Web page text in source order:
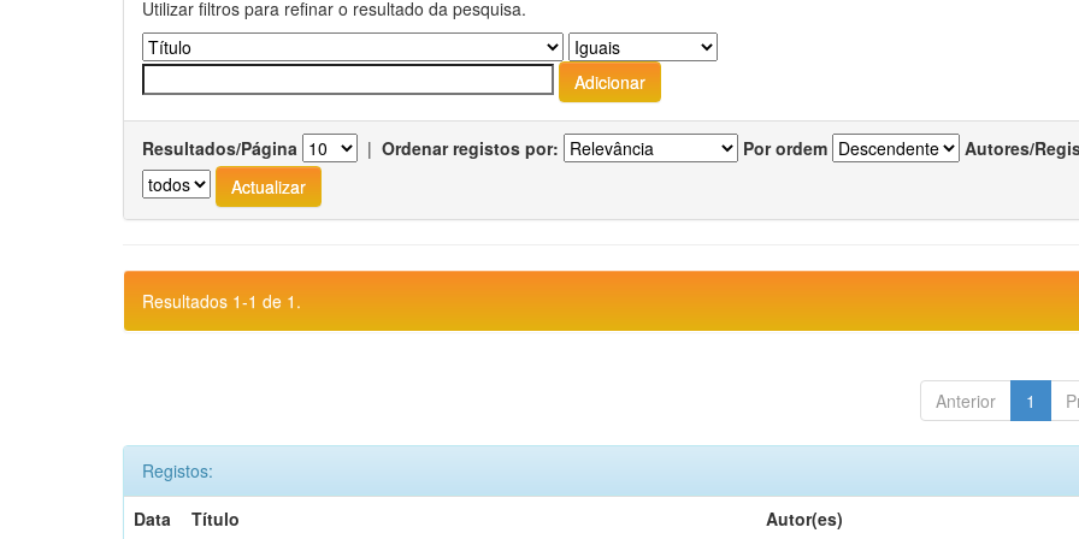
Utilizar filtros para refinar o resultado da pesquisa.
Resultados/Página | Ordenar registos por: Por ordem Autores/
Resultados 1-1 de 1.
Anterior 1
Registos:
Data
Título Autor(es)